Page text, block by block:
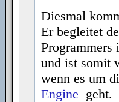
Diesmal
Er begleitet
Programmers
und ist somit
wenn es um
Engine geht.